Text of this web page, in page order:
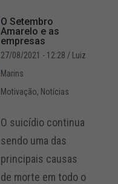
O Setembro
Amarelo e as
empresas
27/08/2021 - 12:28 / Luiz
Marins
Motivação, Notícias
O suicídio continua
sendo uma das
principais causas
de morte em todo o